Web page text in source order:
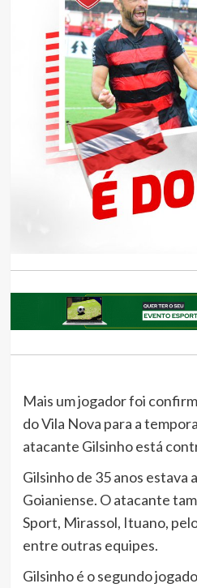
Mais um jogador foi
do Vila Nova para a
atacante Gilsinho está
Gilsinho de 35 anos
Goianiense. O atacante
Sport, Mirassol, Ituano,
entre outras equipes.
Gilsinho é o segundo